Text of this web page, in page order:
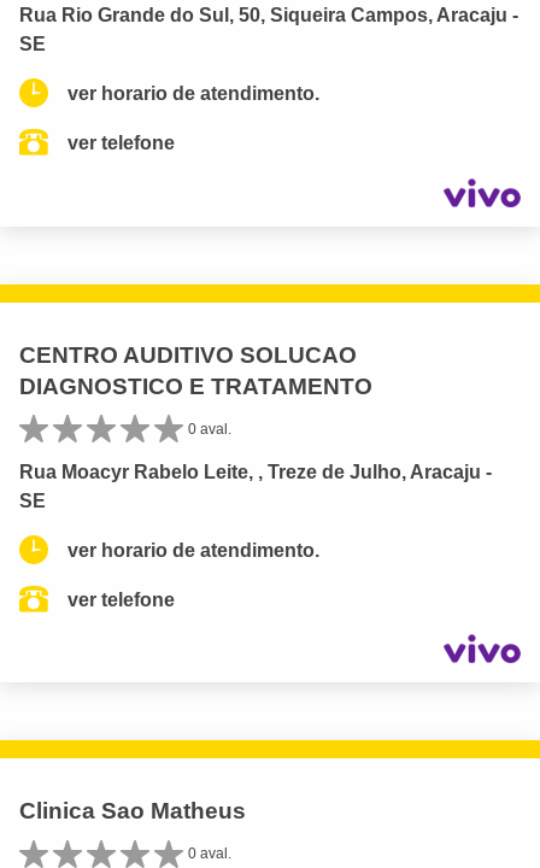
Rua Rio Grande do Sul, 50, Siqueira Campos, Aracaju -
SE
ver horario de atendimento.
ver telefone
CENTRO AUDITIVO SOLUCAO
DIAGNOSTICO E TRATAMENTO
0 aval.
Rua Moacyr Rabelo Leite, , Treze de Julho, Aracaju -
SE
ver horario de atendimento.
ver telefone
Clinica Sao Matheus
0 aval.